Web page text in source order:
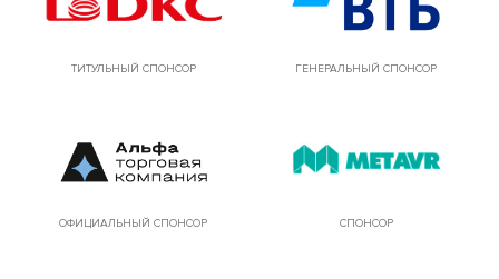
ТИТУЛЬНЫЙ СПОНСОР ГЕНЕРАЛЬНЫЙ СПОНСОР
ОФИЦИАЛЬНЫЙ СПОНСОР СПОНСОР